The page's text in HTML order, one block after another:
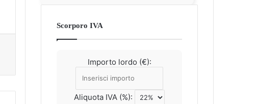
Scorporo IVA
Importo lordo (€):
Aliquota IVA (%):